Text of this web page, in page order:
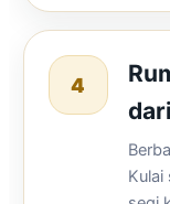
4
Kulai